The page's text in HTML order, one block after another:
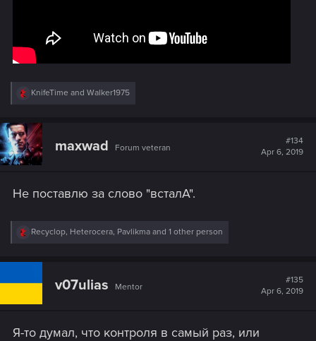
R
c
t
i
o
KnifeTime and Walker1975
maxwad Forum veteran
#134
Apr 6, 2019
Не поставлю за слово "всталА".
R
c
i
:
Recyclop, Heterocera, Pavlikma and 1 other person
v07ulias Mentor
#135
Apr 6, 2019
Я-то думал, что контроля в самый раз, или